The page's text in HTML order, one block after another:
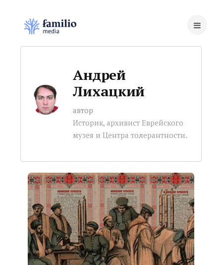
Андрей
Лихацкий
автор
Историк, архивист Еврейского
музея и Центра толерантности.